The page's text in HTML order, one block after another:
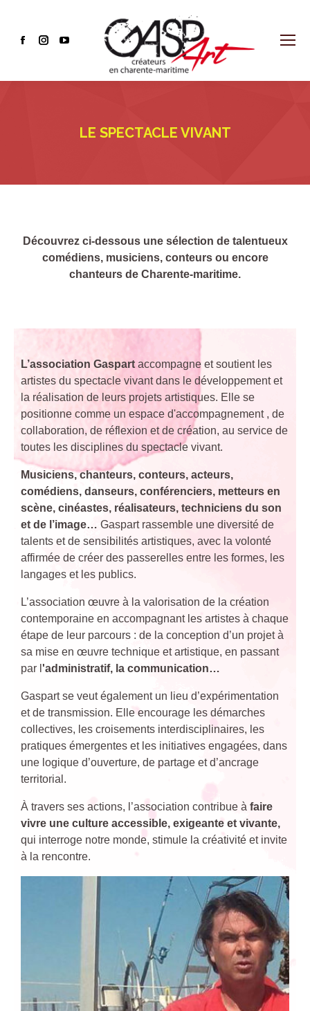
Facebook
opens
Instagram
opens
window
YouTube
opens
window
LE SPECTACLE VIVANT
Découvrez ci-dessous une sélection de talentueux
comédiens, musiciens, conteurs ou encore
chanteurs de Charente-maritime.
L’association Gaspart accompagne et soutient les
artistes du spectacle vivant dans le développement et
la réalisation de leurs projets artistiques. Elle se
positionne comme un espace d'accompagnement , de
collaboration, de réflexion et de création, au service de
toutes les disciplines du spectacle vivant.
Musiciens, chanteurs, conteurs, acteurs,
comédiens, danseurs, conférenciers, metteurs en
scène, cinéastes, réalisateurs, techniciens du son
et de l’image… Gaspart rassemble une diversité de
talents et de sensibilités artistiques, avec la volonté
affirmée de créer des passerelles entre les formes, les
langages et les publics.
L’association œuvre à la valorisation de la création
contemporaine en accompagnant les artistes à chaque
étape de leur parcours : de la conception d’un projet à
sa mise en œuvre technique et artistique, en passant
par l 'administratif, la communication…
Gaspart se veut également un lieu d’expérimentation
et de transmission. Elle encourage les démarches
collectives, les croisements interdisciplinaires, les
pratiques émergentes et les initiatives engagées, dans
une logique d’ouverture, de partage et d’ancrage
territorial.
À travers ses actions, l’association contribue à faire
vivre une culture accessible, exigeante et vivante,
qui interroge notre monde, stimule la créativité et invite
à la rencontre.